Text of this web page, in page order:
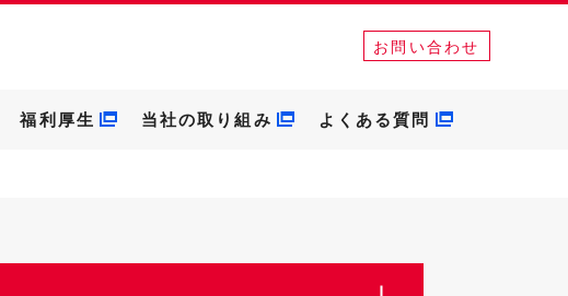
お問い合わせ
福利厚生 当社の取り組み よくある質問